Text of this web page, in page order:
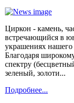
Циркон - камень,
встречающийся в
украшениях
Благодаря
спектру
зеленый, золоти...
Подробнее...